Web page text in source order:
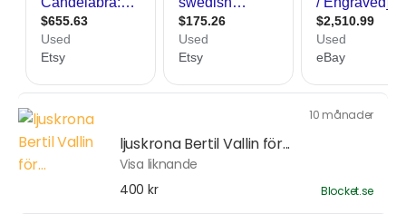
10 månader
ljuskrona Bertil Vallin för...
Visa liknande
400 kr
Blocket.se